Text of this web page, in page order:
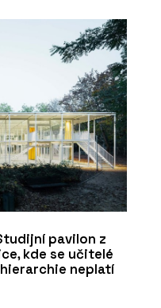
pavilon z
kde se učitelé
neplatí